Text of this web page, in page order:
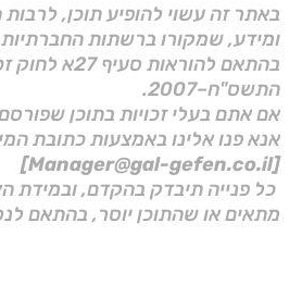
באתר זה עשוי להופיע תוכן,
ומידע, שמקורו ברשתות החברתיות
בהתאם להוראות
התשס"ח–2007.
אם אתם בעלי זכויות בתוכן
אנא פנו אלינו באמצעות כתובת
[Manager@gal-gefen.co.il]
כל פנייה תיבדק בהקדם, ובמידת
מתאים או שהתוכן יוסר, בהתאם